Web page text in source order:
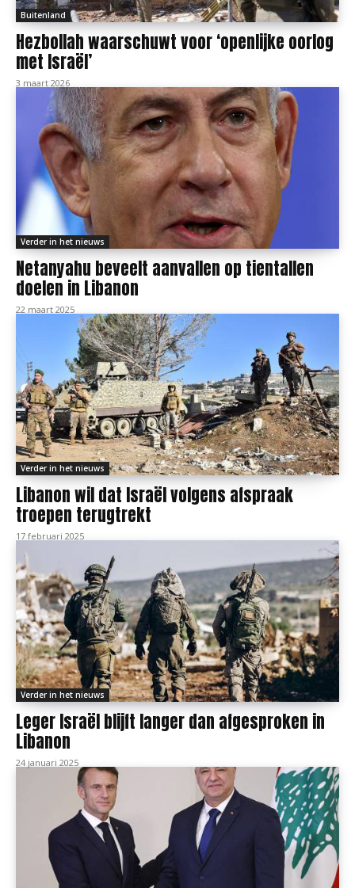
Buitenland
Hezbollah waarschuwt voor ‘openlijke oorlog
met Israël’
3 maart 2026
Verder in het nieuws
Netanyahu beveelt aanvallen op tientallen
doelen in Libanon
22 maart 2025
Verder in het nieuws
Libanon wil dat Israël volgens afspraak
troepen terugtrekt
17 februari 2025
Verder in het nieuws
Leger Israël blijft langer dan afgesproken in
Libanon
24 januari 2025